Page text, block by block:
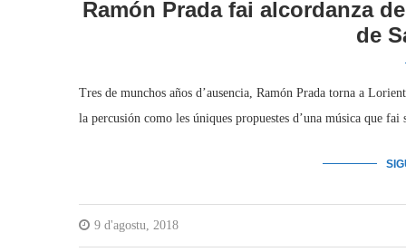
Ramón Prada fai alcordanza
de
Tres de munchos años d’ausencia, Ramón Prada torna a
la percusión como les úniques propuestes d’una música que
9 d'agostu, 2018